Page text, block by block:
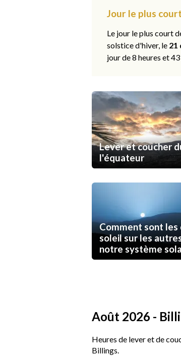
Jour le plus
Le jour le plus court
solstice d'hiver, le 21
jour de 8 heures et
Lever et coucher
l'équateur
Comment sont les
soleil sur les
notre système
Août 2026 -
Heures de lever et de
Billings.